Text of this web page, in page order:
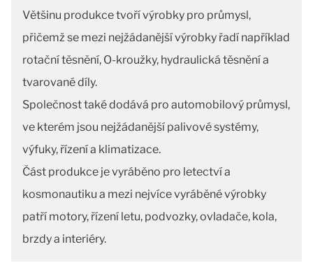
Většinu produkce tvoří výrobky pro průmysl,
přičemž se mezi nejžádanější výrobky řadí například
rotační těsnění, O-kroužky, hydraulická těsnění a
tvarované díly.
Společnost také dodává pro automobilový průmysl,
ve kterém jsou nejžádanější palivové systémy,
výfuky, řízení a klimatizace.
Část produkce je vyráběno pro letectví a
kosmonautiku a mezi nejvíce vyráběné výrobky
patří motory, řízení letu, podvozky, ovladače, kola,
brzdy a interiéry.